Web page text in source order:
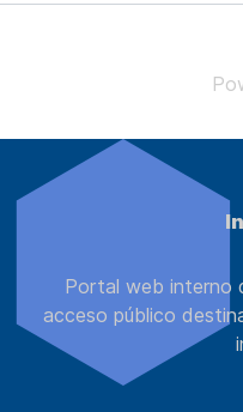
Portal web interno
acceso público